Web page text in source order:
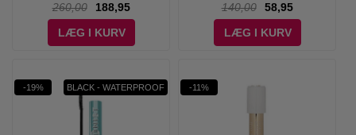
260,00
188,95
LÆG I KURV
140,00
58,95
LÆG I KURV
-19% BLACK - WATERPROOF -11%